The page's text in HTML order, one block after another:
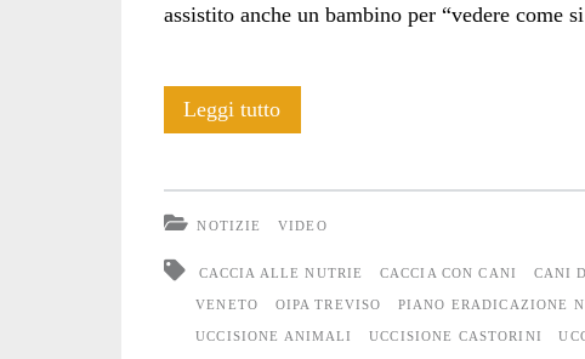
assistito anche un bambino per “vedere come
Leggi tuttoVideo:
si
uccide
NOTIZIE VIDEO
CACCIA ALLE NUTRIE CACCIA CON CANI CANI
VENETO OIPA TREVISO PIANO ERADICAZIONE
UCCISIONE ANIMALI UCCISIONE CASTORINI